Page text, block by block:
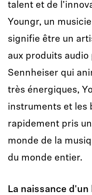
talent et de
Youngr, un
signifie être un
aux produits
Sennheiser qui
très énergiques,
instruments et les
rapidement pris
monde de la
du monde entier.
La naissance